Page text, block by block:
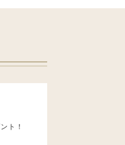
ト！